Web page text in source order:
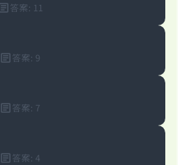
答案: 11
答案: 9
答案: 7
答案: 4